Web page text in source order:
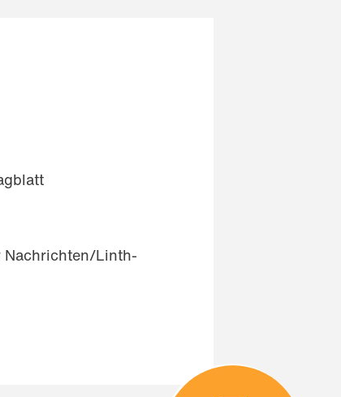
Nachrichten/Linth-